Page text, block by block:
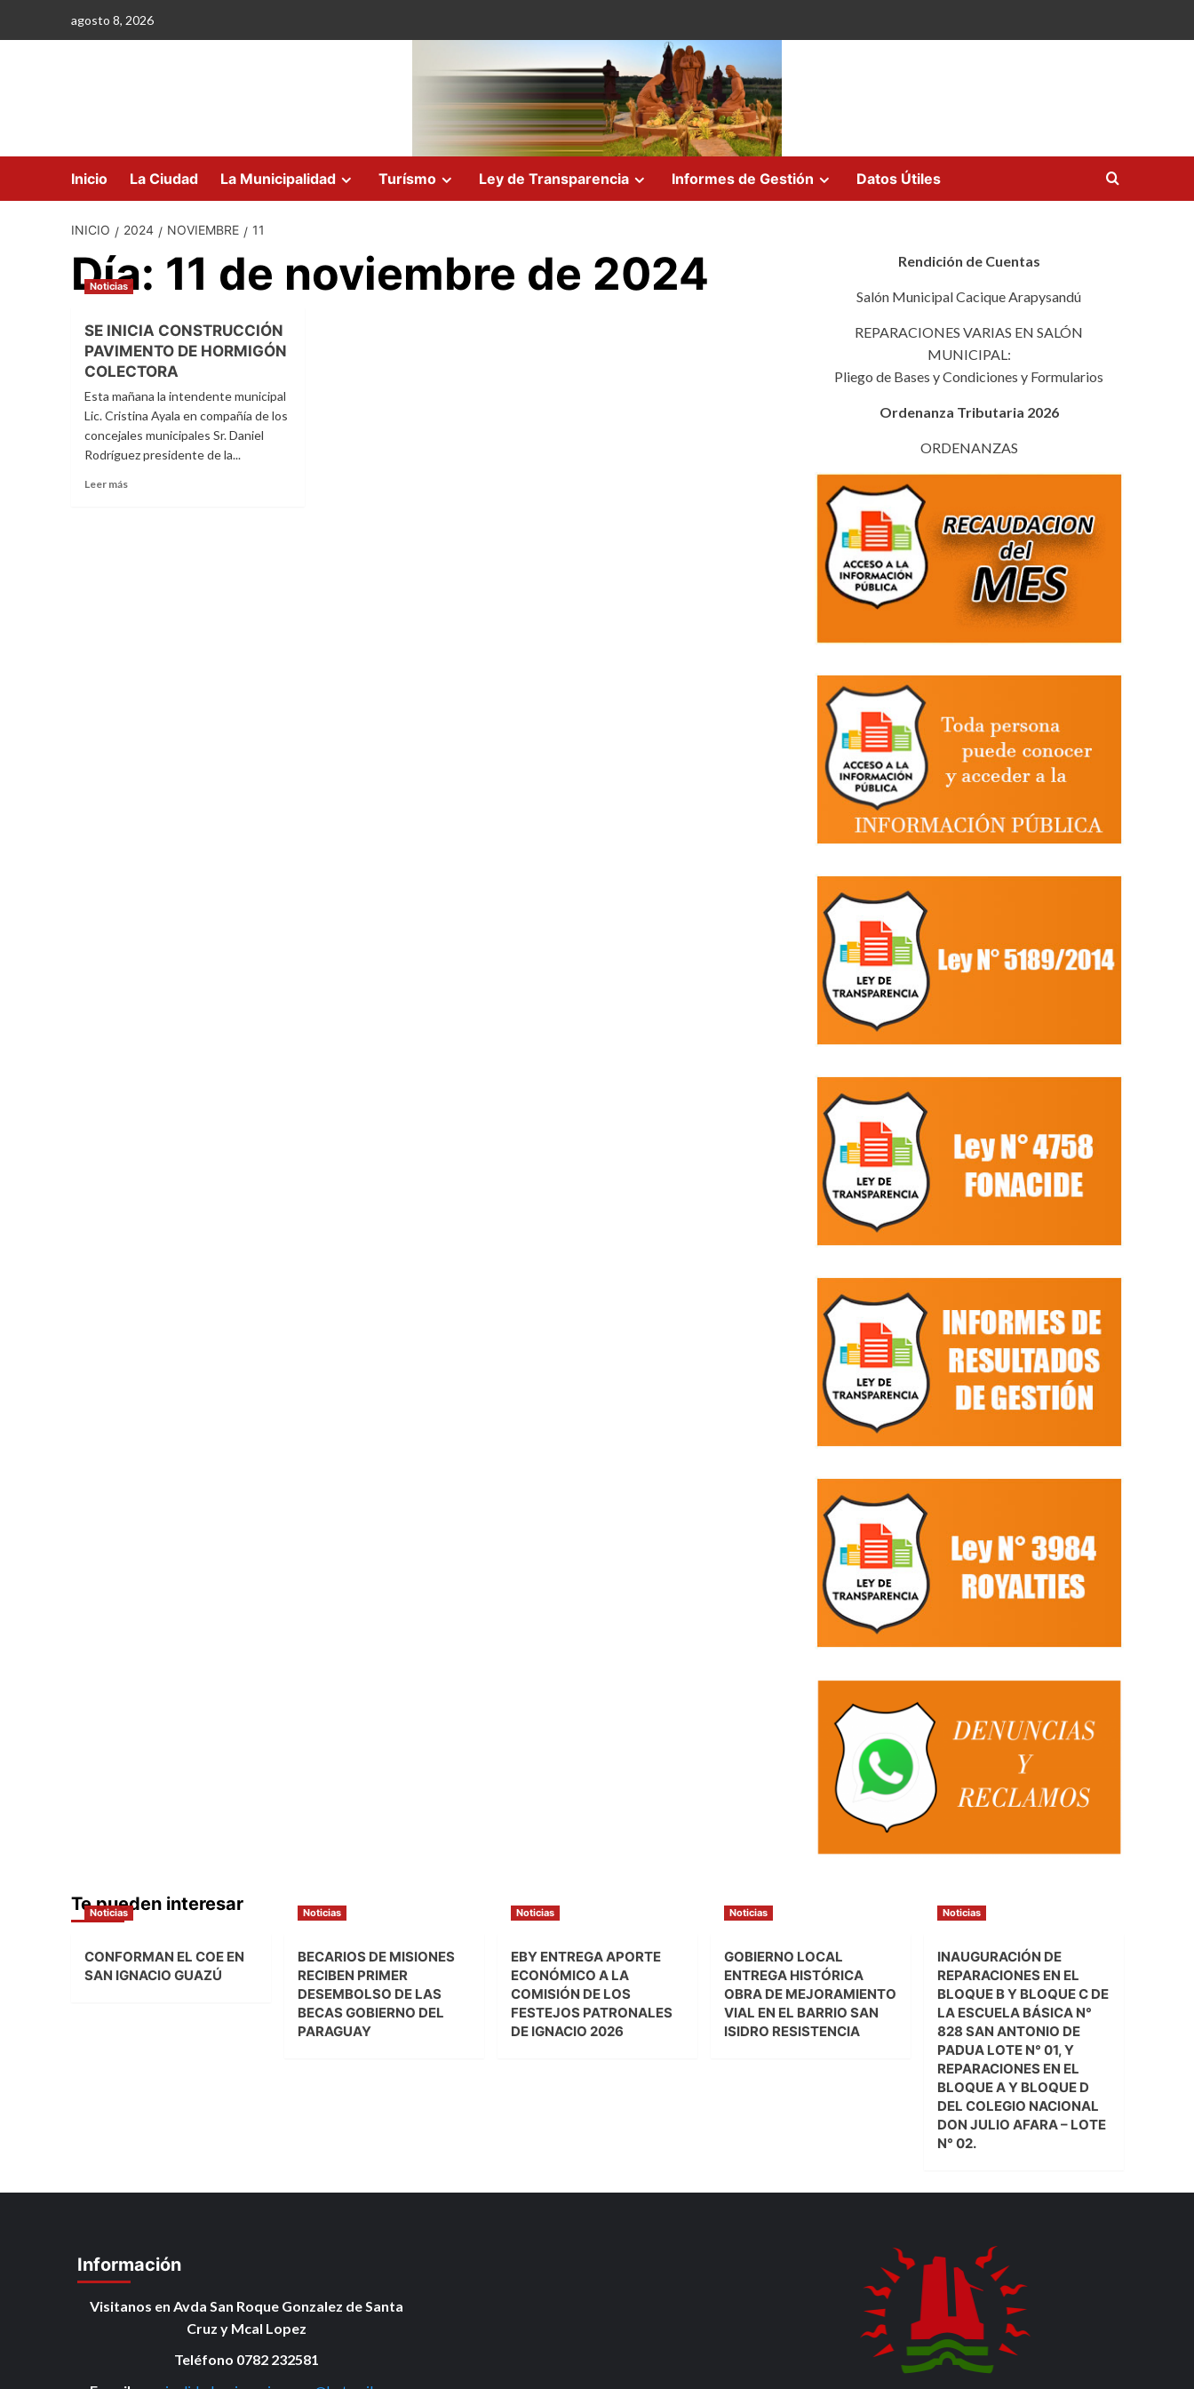
agosto 8, 2026
Inicio La Ciudad La Municipalidad Turísmo Ley de Transparencia Informes de Gestión Datos Útiles
INICIO 2024 NOVIEMBRE 11
Día: 11 de noviembre de 2024
Noticias
SE INICIA CONSTRUCCIÓN
PAVIMENTO DE HORMIGÓN
COLECTORA
Esta mañana la intendente municipal
Lic. Cristina Ayala en compañía de los
concejales municipales Sr. Daniel
Rodríguez presidente de la...
Leer másLeer
Rendición de Cuentas
Salón Municipal Cacique Arapysandú
REPARACIONES VARIAS EN SALÓN
MUNICIPAL:
Pliego de Bases y Condiciones y Formularios
Ordenanza Tributaria 2026
ORDENANZAS
Te pueden interesar
Noticias
CONFORMAN EL COE EN
SAN IGNACIO GUAZÚ
Noticias
BECARIOS DE MISIONES
RECIBEN PRIMER
DESEMBOLSO DE LAS
BECAS GOBIERNO DEL
PARAGUAY
Noticias
EBY ENTREGA APORTE
ECONÓMICO A LA
COMISIÓN DE LOS
FESTEJOS PATRONALES
DE IGNACIO 2026
Noticias
GOBIERNO LOCAL
ENTREGA HISTÓRICA
OBRA DE MEJORAMIENTO
VIAL EN EL BARRIO SAN
ISIDRO RESISTENCIA
Noticias
INAUGURACIÓN DE
REPARACIONES EN EL
BLOQUE B Y BLOQUE C DE
LA ESCUELA BÁSICA N°
828 SAN ANTONIO DE
PADUA LOTE N° 01, Y
REPARACIONES EN EL
BLOQUE A Y BLOQUE D
DEL COLEGIO NACIONAL
DON JULIO AFARA – LOTE
N° 02.
Información
Visitanos en Avda San Roque Gonzalez de Santa
Cruz y Mcal Lopez
Teléfono 0782 232581